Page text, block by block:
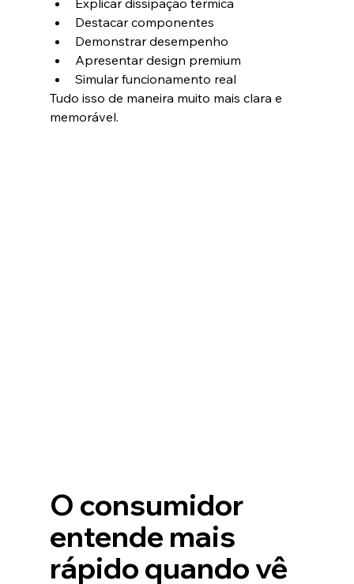
Explicar dissipação térmica
Destacar componentes
Demonstrar desempenho
Apresentar design premium
Simular funcionamento real
Tudo isso de maneira muito mais clara e
memorável.
O consumidor
entende mais
rápido quando vê